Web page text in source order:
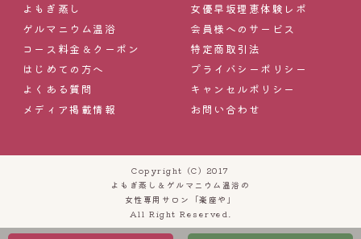
よもぎ蒸し
ゲルマニウム温浴
コース料金＆クーポン
はじめての方へ
よくある質問
メディア掲載情報
女優早坂理恵体験レポ
会員様へのサービス
特定商取引法
プライバシーポリシー
キャンセルポリシー
お問い合わせ
Copyright (C) 2017
よもぎ蒸し＆ゲルマニウム温浴の
女性専用サロン「楽座や」
All Right Reserved.